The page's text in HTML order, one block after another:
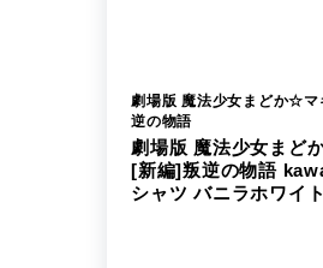
劇場版 魔法少女まどか☆マ
逆の物語
劇場版 魔法少女まど
[新編]叛逆の物語
シャツ バニラホワイ